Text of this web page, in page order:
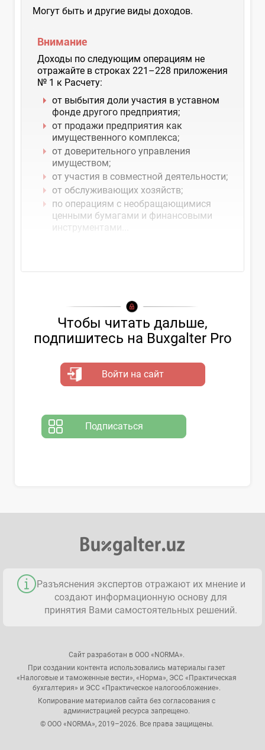
Могут быть и другие виды доходов.
Внимание
Доходы по следующим операциям не
отражайте в строках 221–228 приложения
№ 1 к Расчету:
от выбытия доли участия в уставном
фонде другого предприятия;
от продажи предприятия как
имущественного комплекса;
от доверительного управления
имуществом;
от участия в совместной деятельности;
от обслуживающих хозяйств;
по операциям с необращающимися
ценными бумагами и финансовыми
инструментами...
Чтобы читать дальше,
подпишитесь на Buxgalter Pro
Войти на сайт
Подписаться
Разъяснения экспертов отражают их мнение и
создают информационную основу для
принятия Вами самостоятельных решений.
Сайт разработан в ООО «NORMA».
При создании контента использовались материалы газет
«Налоговые и таможенные вести», «Норма», ЭСС «Практическая
бухгалтерия» и ЭСС «Практическое налогообложение».
Копирование материалов сайта без согласования с
администрацией ресурса запрещено.
© ООО «NORMA», 2019–2026. Все права защищены.